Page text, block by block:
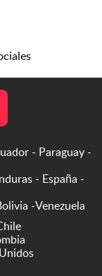
- Paraguay -
- España -
-Venezuela